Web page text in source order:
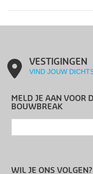
VESTIGINGEN
VIND JOUW
MELD JE AAN VOOR
BOUWBREAK
WIL JE ONS VOLGEN?